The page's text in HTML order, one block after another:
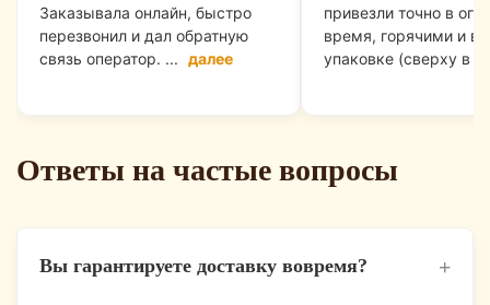
Заказывала онлайн, быстро
перезвонил и дал обратную
связь оператор. ... далее
привезли точно в
время, горячими и в
упаковке (сверху в
Ответы на частые вопросы
Вы гарантируете доставку вовремя? +